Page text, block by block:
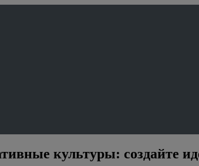
культуры: создайте